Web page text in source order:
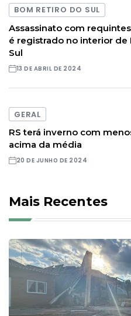
BOM RETIRO DO SUL
Assassinato com
é registrado no interior de
Sul
13 DE ABRIL DE 2024
GERAL
RS terá inverno com
acima da média
20 DE JUNHO DE 2024
Mais Recentes